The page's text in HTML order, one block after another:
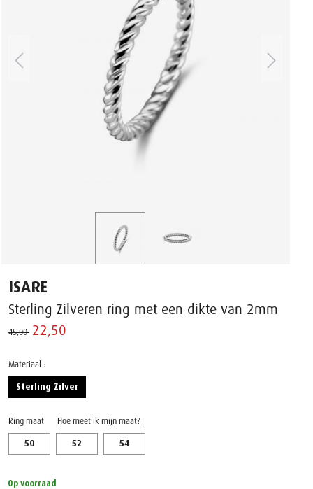
ISARE
Sterling Zilveren ring met een dikte van 2mm
45,00 ‌ 22,50 ‌
Materiaal :
Sterling Zilver
Ring maat Hoe meet ik mijn maat?
50 52 54
Op voorraad